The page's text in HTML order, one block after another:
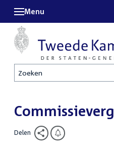
Zoeken
Menu
Delen